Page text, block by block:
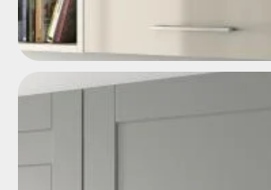
Barniz